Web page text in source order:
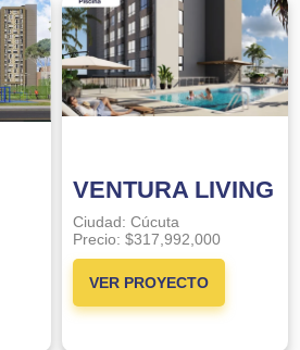
VENTURA LIVING
Ciudad: Cúcuta
Precio: $317,992,000
VER PROYECTO